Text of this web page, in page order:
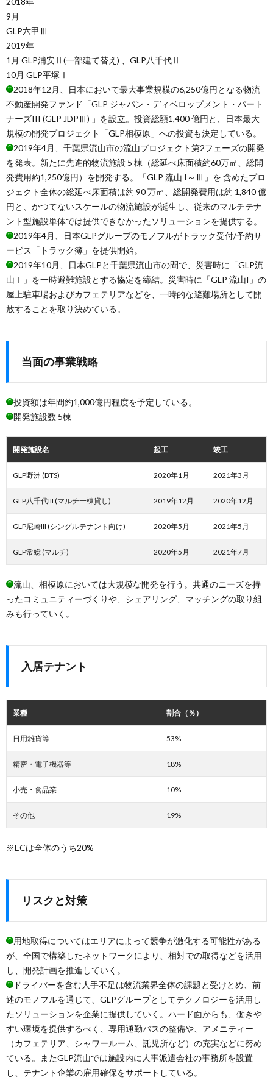
9月
GLP六甲Ⅲ
2019年
1月 GLP浦安Ⅱ(一部建て替え) 、GLP八千代Ⅱ
10月 GLP平塚Ⅰ
2018年12月、日本において最大事業規模の6,250億円となる物流
不動産開発ファンド「GLP ジャパン・ディベロップメント・パート
ナーズIII (GLP JDPⅢ) 」を設立。投資総額1,400 億円と、日本最大
規模の開発プロジェクト「GLP相模原」への投資も決定している。
2019年4月、千葉県流山市の流山プロジェクト第2フェーズの開発
を発表。新たに先進的物流施設 5 棟（総延べ床面積約60万㎡、総開
発費用約1,250億円）を開発する。「GLP 流山 I～Ⅲ」を 含めたプロ
ジェクト全体の総延べ床面積は約 90 万㎡、総開発費用は約 1,840 億
円と、かつてないスケールの物流施設が誕生し、従来のマルチテナ
ント型施設単体では提供できなかったソリューションを提供する。
2019年4月、日本GLPグループのモノフルがトラック受付/予約サ
ービス「トラック簿」を提供開始。
2019年10月、日本GLPと千葉県流山市の間で、災害時に「GLP流
山Ⅰ」を一時避難施設とする協定を締結。災害時に「GLP 流山I」の
屋上駐車場およびカフェテリアなどを、一時的な避難場所として開
放することを取り決めている。
当面の事業戦略
投資額は年間約1,000億円程度を予定している。
開発施設数 5棟
開発施設名 起工 竣工
GLP野洲 (BTS) 2020年1月 2021年3月
GLP八千代III (マルチ一棟貸し) 2019年12月 2020年12月
GLP尼崎III (シングルテナント向け) 2020年5月 2021年5月
GLP常総 (マルチ) 2020年5月 2021年7月
流山、相模原においては大規模な開発を行う。共通のニーズを持
ったコミュニティーづくりや、シェアリング、マッチングの取り組
みも行っていく。
入居テナント
業種 割合（％）
日用雑貨等 53%
精密・電子機器等 18%
小売・食品業 10%
その他 19%
※ECは全体のうち20%
リスクと対策
用地取得についてはエリアによって競争が激化する可能性がある
が、全国で構築したネットワークにより、相対での取得などを活用
し、開発計画を推進していく。
ドライバーを含む人手不足は物流業界全体の課題と受けとめ、前
述のモノフルを通じて、GLPグループとしてテクノロジーを活用し
たソリューションを企業に提供していく。ハード面からも、働きや
すい環境を提供するべく、専用通勤バスの整備や、アメニティー
（カフェテリア、シャワールーム、託児所など）の充実などに努め
ている。またGLP流山では施設内に人事派遣会社の事務所を設置
し、テナント企業の雇用確保をサポートしている。